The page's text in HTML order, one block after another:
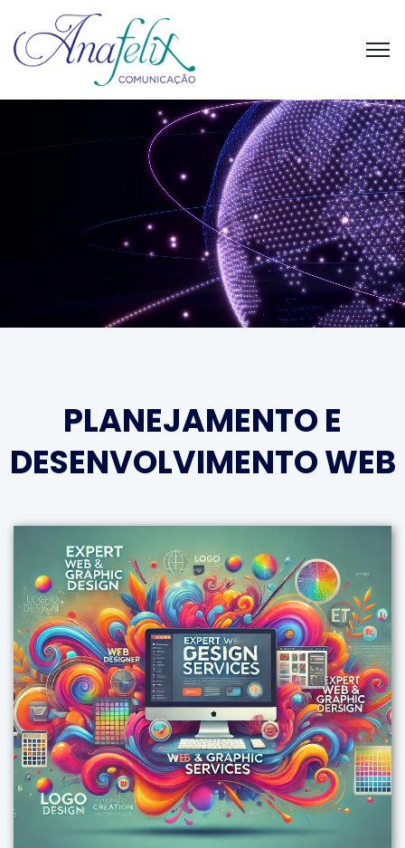
PLANEJAMENTO E
DESENVOLVIMENTO WEB